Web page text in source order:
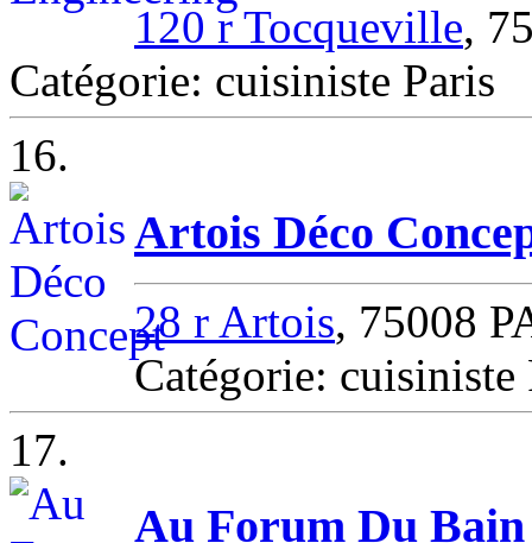
120 r Tocqueville,
Catégorie: cuisiniste Paris
16.
Artois Déco
28 r Artois, 75008
Catégorie: cuisiniste
17.
Au Forum Du Bain